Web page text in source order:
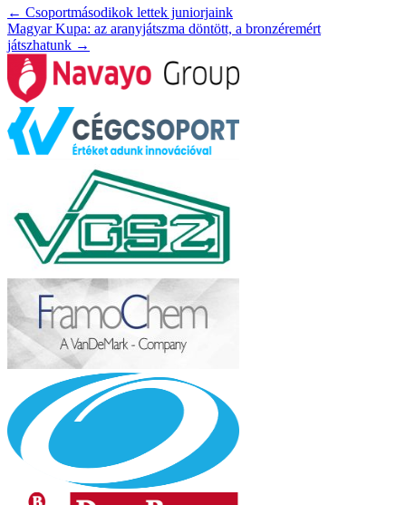
← Csoportmásodikok lettek juniorjaink
Magyar Kupa: az aranyjátszma döntött, a bronzéremért
játszhatunk →